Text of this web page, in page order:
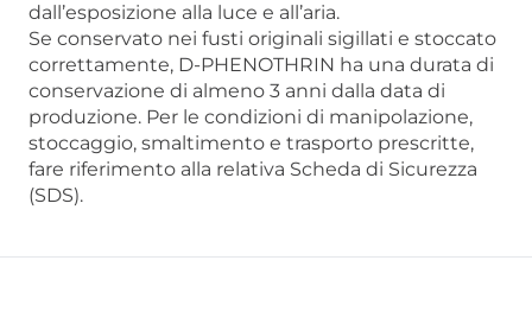
dall’esposizione alla luce e all’aria.
Se conservato nei fusti originali sigillati e stoccato
correttamente, D-PHENOTHRIN ha una durata di
conservazione di almeno 3 anni dalla data di
produzione. Per le condizioni di manipolazione,
stoccaggio, smaltimento e trasporto prescritte,
fare riferimento alla relativa Scheda di Sicurezza
(SDS).